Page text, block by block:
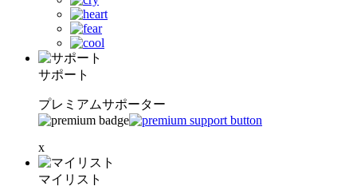
サポート
プレミアムサポーター
x
マイリスト